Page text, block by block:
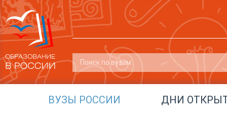
ВУЗЫ РОССИИ ДНИ